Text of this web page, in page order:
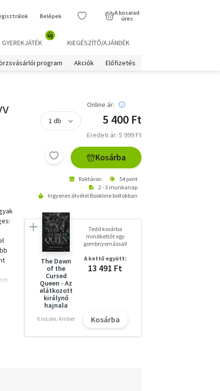
Belépek
A kosarad
üres
GYEREKJÁTÉK
új
KIEGÉSZÍTŐ/AJÁNDÉK
program Akciók Előfizetés
Online ár:
5 400 Ft
Eredeti ár: 5 999 Ft
Kosárba
Raktáron
54 pont
2 - 3 munkanap
Ingyenes átvétel Bookline boltokban
The Dawn
of the
Cursed
Queen - Az
elátkozott
királynő
hajnala
V.nicole, Amber
Tedd kosárba
mindkettőt egy
gombnyomással!
A kettő együtt:
13 491 Ft
Kosárba